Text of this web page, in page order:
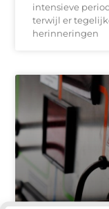
intensieve
terwijl er
herinneringen